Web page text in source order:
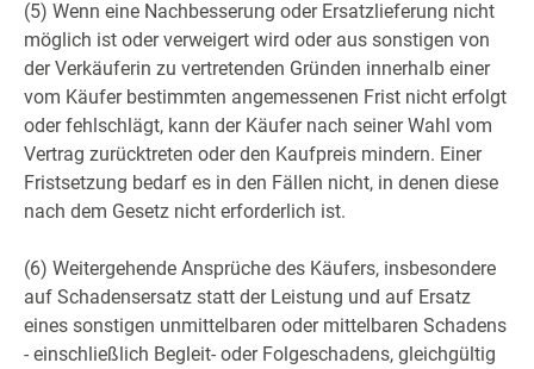
(5) Wenn eine Nachbesserung oder Ersatzlieferung nicht
möglich ist oder verweigert wird oder aus sonstigen von
der Verkäuferin zu vertretenden Gründen innerhalb einer
vom Käufer bestimmten angemessenen Frist nicht erfolgt
oder fehlschlägt, kann der Käufer nach seiner Wahl vom
Vertrag zurücktreten oder den Kaufpreis mindern. Einer
Fristsetzung bedarf es in den Fällen nicht, in denen diese
nach dem Gesetz nicht erforderlich ist.
(6) Weitergehende Ansprüche des Käufers, insbesondere
auf Schadensersatz statt der Leistung und auf Ersatz
eines sonstigen unmittelbaren oder mittelbaren Schadens
- einschließlich Begleit- oder Folgeschadens, gleichgültig